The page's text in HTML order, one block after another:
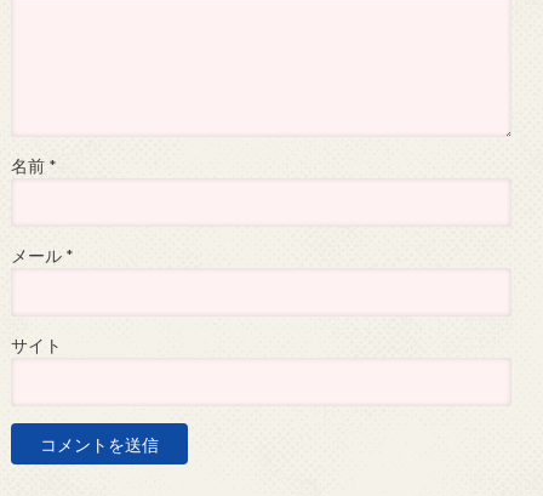
名前 *
メール *
サイト